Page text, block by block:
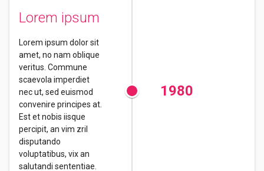
Lorem ipsum
Lorem ipsum dolor sit
amet, no nam oblique
veritus. Commune
scaevola imperdiet
nec ut, sed euismod
convenire principes at.
Est et nobis iisque
percipit, an vim zril
disputando
voluptatibus, vix an
salutandi sententiae.
1980